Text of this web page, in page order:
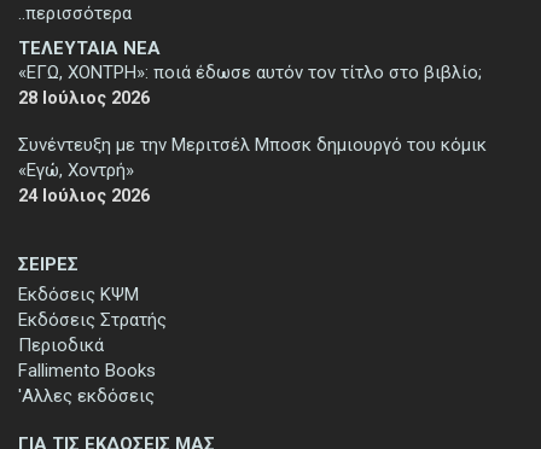
ΣΕΙΡΕΣ
Εκδόσεις ΚΨΜ
Εκδόσεις Στρατής
Περιοδικά
Fallimento Books
'Αλλες εκδόσεις
ΤΕΛΕΥΤΑΙΑ ΝΕΑ
«ΕΓΩ, ΧΟΝΤΡΗ»: ποιά έδωσε αυτόν τον τίτλο στο βιβλίο;
28 Ιούλιος 2026
Συνέντευξη με την Μεριτσέλ Μποσκ δημιουργό του κόμικ
«Εγώ, Χοντρή»
24 Ιούλιος 2026
ΓΙΑ ΤΙΣ ΕΚΔΟΣΕΙΣ ΜΑΣ
..περισσότερα